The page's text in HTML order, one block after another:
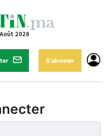
2026
S'abonner